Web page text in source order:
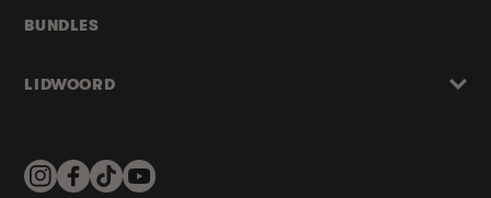
BUNDLES
LIDWOORD
InstagramFacebookTikTokYouTube